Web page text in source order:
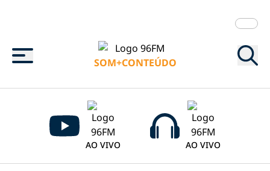
Menu
SOM+CONTEÚDO
AO VIVO AO VIVO